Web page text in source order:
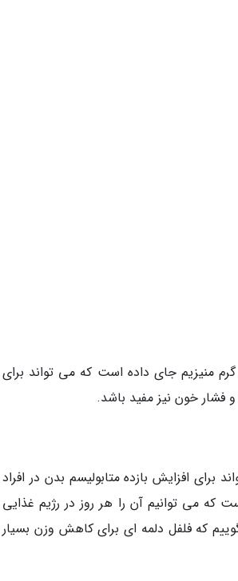
سرشار از منیزیم، چغندر است. هر چغندر در خود 31 میلی گرم منیزیم جای داده است که می تواند برای
فشار خون نیز مفید باشد.
می تواند برای افزایش بازده متابولیسم بدن در افراد
که می توانیم آن را هر روز در رژیم غذایی
که فلفل دلمه ای برای کاهش وزن بسیار